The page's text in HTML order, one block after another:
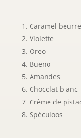
Caramel
Violette
Oreo
Bueno
Amandes
Chocolat blanc
Crème de
Spéculoos